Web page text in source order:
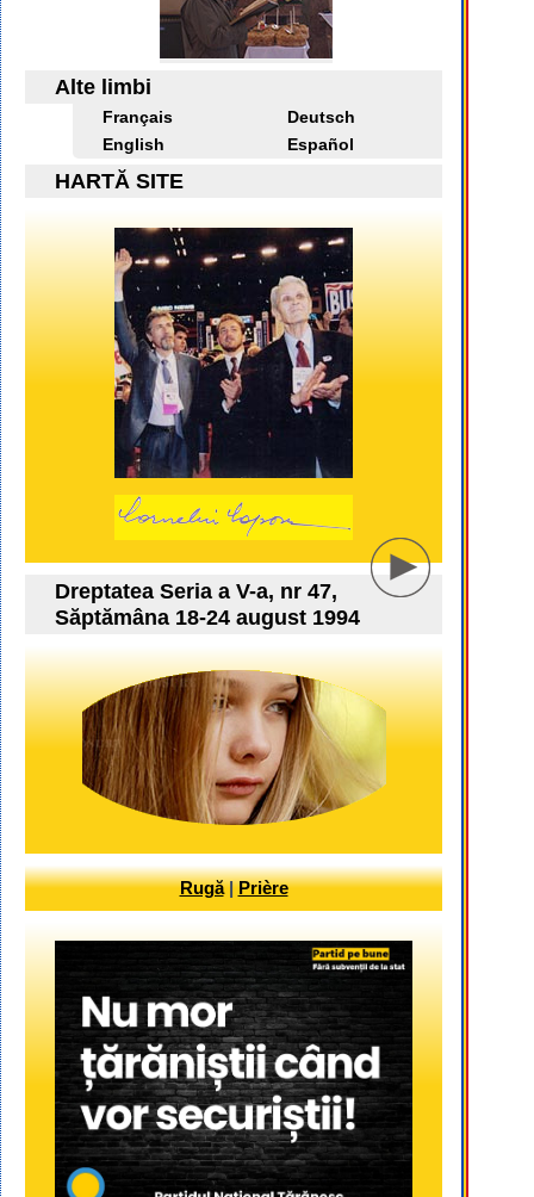
Alte limbi
Français
Deutsch
English
Español
HARTĂ SITE
Dreptatea Seria a V-a, nr 47,
Săptămâna 18-24 august 1994
Rugă|Prière